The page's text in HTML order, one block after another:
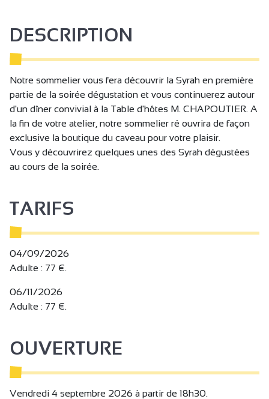
DESCRIPTION
Notre sommelier vous fera découvrir la Syrah en première
partie de la soirée dégustation et vous continuerez autour
d'un dîner convivial à la Table d'hôtes M. CHAPOUTIER. A
la fin de votre atelier, notre sommelier ré ouvrira de façon
exclusive la boutique du caveau pour votre plaisir.
Vous y découvrirez quelques unes des Syrah dégustées
au cours de la soirée.
TARIFS
04/09/2026
Adulte : 77 €.
06/11/2026
Adulte : 77 €.
OUVERTURE
Vendredi 4 septembre 2026 à partir de 18h30.